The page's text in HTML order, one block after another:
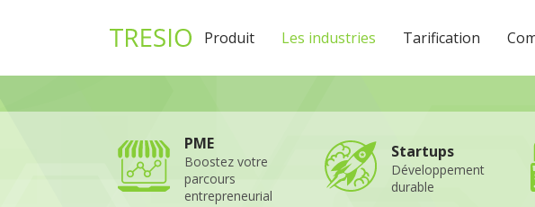
Produit Les industries Tarification
PME
Boostez votre
parcours
entrepreneurial
Startups
Développement
durable